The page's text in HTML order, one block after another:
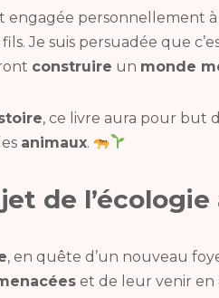
engagée personnellement à
Je suis persuadée que
construire un monde
, ce livre aura pour but
animaux.
de
, en quête d’un nouveau
et de leur venir en